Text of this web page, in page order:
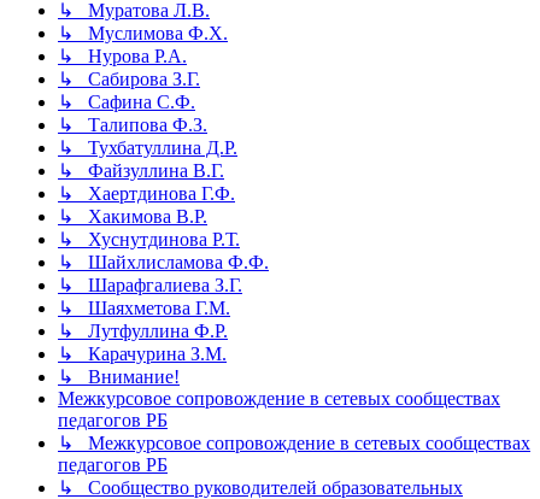
↳ Муратова Л.В.
↳ Муслимова Ф.Х.
↳ Нурова Р.А.
↳ Сабирова З.Г.
↳ Сафина С.Ф.
↳ Талипова Ф.З.
↳ Тухбатуллина Д.Р.
↳ Файзуллина В.Г.
↳ Хаертдинова Г.Ф.
↳ Хакимова В.Р.
↳ Хуснутдинова Р.Т.
↳ Шайхлисламова Ф.Ф.
↳ Шарафгалиева З.Г.
↳ Шаяхметова Г.М.
↳ Лутфуллина Ф.Р.
↳ Карачурина З.М.
↳ Внимание!
Межкурсовое сопровождение в сетевых сообществах
педагогов РБ
↳ Межкурсовое сопровождение в сетевых сообществах
педагогов РБ
↳ Сообщество руководителей образовательных